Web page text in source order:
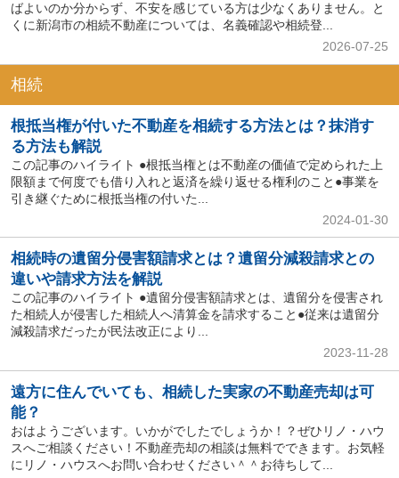
ばよいのか分からず、不安を感じている方は少なくありません。と
くに新潟市の相続不動産については、名義確認や相続登...
2026-07-25
相続
根抵当権が付いた不動産を相続する方法とは？抹消す
る方法も解説
この記事のハイライト ●根抵当権とは不動産の価値で定められた上
限額まで何度でも借り入れと返済を繰り返せる権利のこと●事業を
引き継ぐために根抵当権の付いた...
2024-01-30
相続時の遺留分侵害額請求とは？遺留分減殺請求との
違いや請求方法を解説
この記事のハイライト ●遺留分侵害額請求とは、遺留分を侵害され
た相続人が侵害した相続人へ清算金を請求すること●従来は遺留分
減殺請求だったが民法改正により...
2023-11-28
遠方に住んでいても、相続した実家の不動産売却は可
能？
おはようございます。いかがでしたでしょうか！？ぜひリノ・ハウ
スへご相談ください！不動産売却の相談は無料でできます。お気軽
にリノ・ハウスへお問い合わせください＾＾お待ちして...